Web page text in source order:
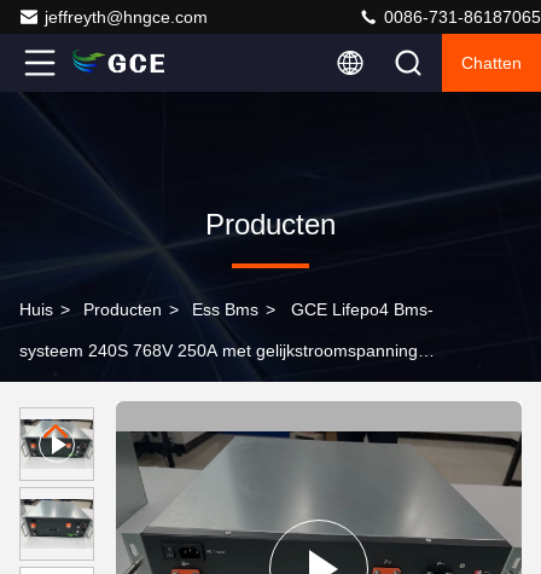
jeffreyth@hngce.com 0086-731-86187065
Chatten
Producten
Huis > Producten > Ess Bms > GCE Lifepo4 Bms-
systeem 240S 768V 250A met gelijkstroomspanning